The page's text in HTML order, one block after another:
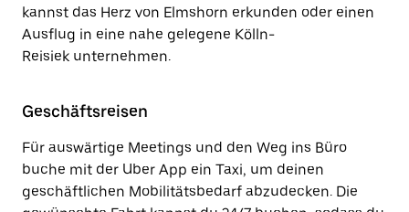
kannst das Herz von Elmshorn erkunden oder einen
Ausflug in eine nahe gelegene Kölln-
Reisiek unternehmen.
Geschäftsreisen
Für auswärtige Meetings und den Weg ins Büro
buche mit der Uber App ein Taxi, um deinen
geschäftlichen Mobilitätsbedarf abzudecken. Die